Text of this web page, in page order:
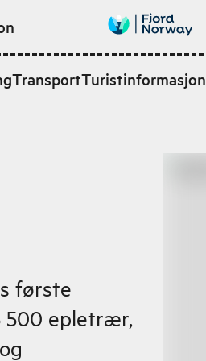
TransportTuristinformasjon
første
500 epletrær,